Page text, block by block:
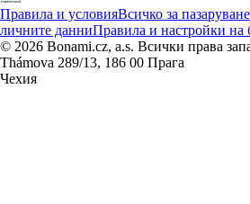
Правила и условияВсичко за
личните данниПравила и настройки на
© 2026 Bonami.cz, a.s. Всички права
Thámova 289/13, 186 00 Прага
Чехия